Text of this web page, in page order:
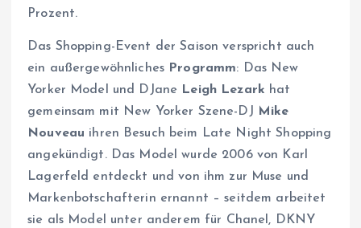
Prozent.
Das Shopping-Event der Saison verspricht auch
ein außergewöhnliches Programm: Das New
Yorker Model und DJane Leigh Lezark hat
gemeinsam mit New Yorker Szene-DJ Mike
Nouveau ihren Besuch beim Late Night Shopping
angekündigt. Das Model wurde 2006 von Karl
Lagerfeld entdeckt und von ihm zur Muse und
Markenbotschafterin ernannt – seitdem arbeitet
sie als Model unter anderem für Chanel, DKNY